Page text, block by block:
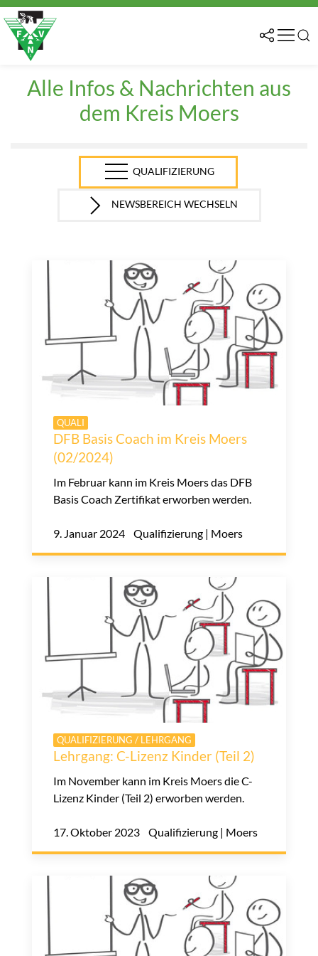
Alle Infos & Nachrichten aus
dem Kreis Moers
QUALIFIZIERUNG
NEWSBEREICH WECHSELN
QUALI
DFB Basis Coach im Kreis Moers
(02/2024)
Im Februar kann im Kreis Moers das DFB
Basis Coach Zertifikat erworben werden.
9. Januar 2024 Qualifizierung | Moers
QUALIFIZIERUNG / LEHRGANG
Lehrgang: C-Lizenz Kinder (Teil 2)
Im November kann im Kreis Moers die C-
Lizenz Kinder (Teil 2) erworben werden.
17. Oktober 2023 Qualifizierung | Moers